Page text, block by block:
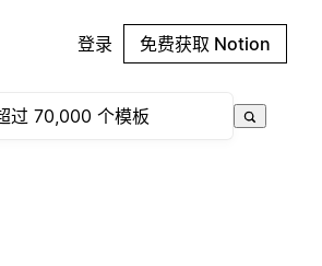
登录 免费获取 Notion